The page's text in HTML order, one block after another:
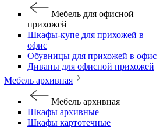
Мебель для офисной
прихожей
Шкафы-купе для прихожей в
офис
Обувницы для прихожей в офис
Диваны для офисной прихожей
Мебель архивная
Мебель архивная
Шкафы архивные
Шкафы картотечные